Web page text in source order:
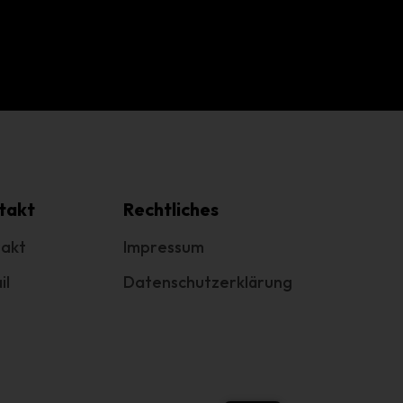
Rechtliches
Impressum
Datenschutzerklärung